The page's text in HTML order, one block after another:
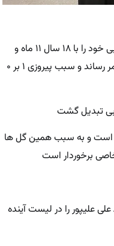
در هفته سی ام لیگ چهاردم اولین گل دربی خود را با ۱۸ سال ۱۱ ماه و
۲۳ روز سن در شهرآورد هشتاد و یکم به ثمر رساند و سبب پیروزی ۱ بر ۰
تبدیل گشت
رسانده است و به سبب همین گل ها
برخوردار است
در لیگ قهرمانان آسیا ۲۰۱۷، وبسایت AFC علی علیپور را در لیست آینده